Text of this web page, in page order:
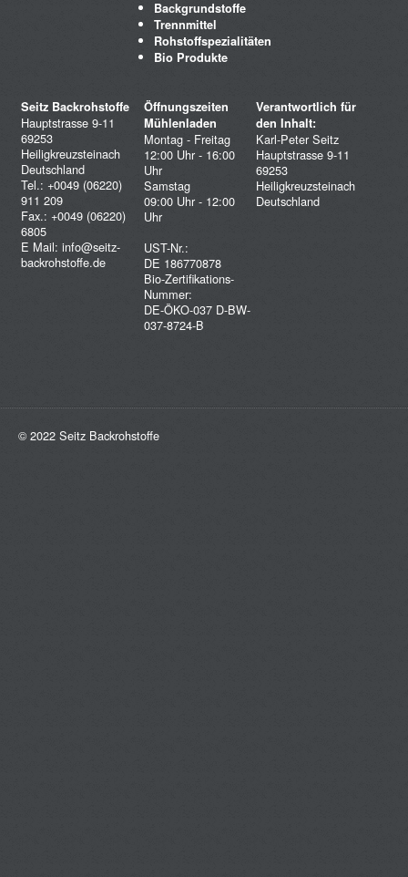
Backgrundstoffe
Trennmittel
Rohstoffspezialitäten
Bio Produkte
Seitz Backrohstoffe
Hauptstrasse 9-11
69253
Heiligkreuzsteinach
Deutschland
Tel.: +0049 (06220)
911 209
Fax.: +0049 (06220)
6805
E Mail: info@seitz-
backrohstoffe.de
Öffnungszeiten
Mühlenladen
Montag - Freitag
12:00 Uhr - 16:00
Uhr
Samstag
09:00 Uhr - 12:00
Uhr
UST-Nr.:
DE 186770878
Bio-Zertifikations-
Nummer:
DE-ÖKO-037 D-BW-
037-8724-B
Verantwortlich für
den Inhalt:
Karl-Peter Seitz
Hauptstrasse 9-11
69253
Heiligkreuzsteinach
Deutschland
© 2022 Seitz Backrohstoffe